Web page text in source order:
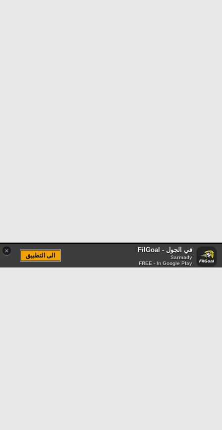
× في الجول - FilGoal
Sarmady
FREE - In Google Play
الى التطبيق